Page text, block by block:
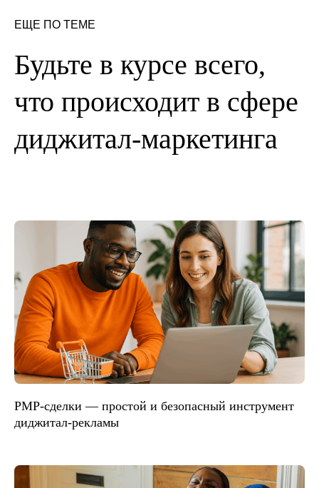
ЕЩЕ ПО ТЕМЕ
Будьте в курсе всего,
что происходит в сфере
диджитал-маркетинга
PMP-сделки — простой и безопасный инструмент
диджитал-рекламы